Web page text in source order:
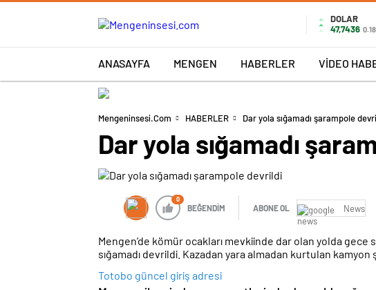
DOLAR
47,7436
ANASAYFA MENGEN HABERLER VİDEO
Mengeninsesi.com HABERLER Dar yola sığamadı şarampole
Dar yola sığamadı
0
BEĞENDİM ABONE OL News
Mengen’de kömür ocakları mevkiinde dar olan yolda
sığamadı devrildi. Kazadan yara almadan kurtulan
Totobo güncel giriş adresi